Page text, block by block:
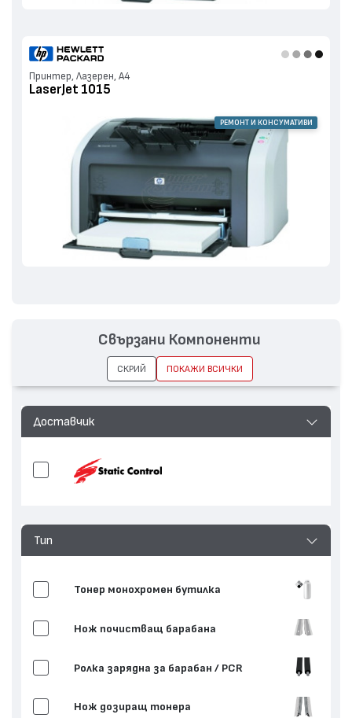
Принтер, Лазерен, А4
LaserJet 1015
РЕМОНТ И КОНСУМАТИВИ
Доставчик
Тип
Тонер монохромен бутилка
Нож почистващ барабана
Ролка зарядна за барабан / PCR
Нож дозиращ тонера
Свързани Компоненти
СКРИЙ ПОКАЖИ ВСИЧКИ